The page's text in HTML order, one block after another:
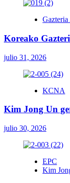
Gazteria
Koreako
julio 31, 2026
KCNA
Kim Jong Un
julio 30, 2026
EPC
Kim